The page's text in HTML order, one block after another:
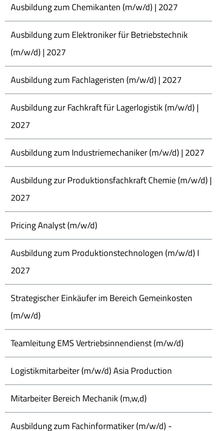
Ausbildung zum Chemikanten (m/w/d) | 2027
Ausbildung zum Elektroniker für Betriebstechnik
(m/w/d) | 2027
Ausbildung zum Fachlageristen (m/w/d) | 2027
Ausbildung zur Fachkraft für Lagerlogistik (m/w/d) |
2027
Ausbildung zum Industriemechaniker (m/w/d) | 2027
Ausbildung zur Produktionsfachkraft Chemie (m/w/d) |
2027
Pricing Analyst (m/w/d)
Ausbildung zum Produktionstechnologen (m/w/d) I
2027
Strategischer Einkäufer im Bereich Gemeinkosten
(m/w/d)
Teamleitung EMS Vertriebsinnendienst (m/w/d)
Logistikmitarbeiter (m/w/d) Asia Production
Mitarbeiter Bereich Mechanik (m,w,d)
Ausbildung zum Fachinformatiker (m/w/d) -